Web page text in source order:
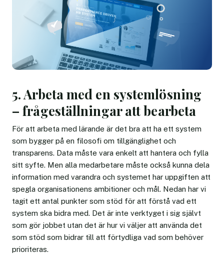
5. Arbeta med en systemlösning
– frågeställningar att bearbeta
För att arbeta med lärande är det bra att ha ett system
som bygger på en filosofi om tillgänglighet och
transparens. Data måste vara enkelt att hantera och fylla
sitt syfte. Men alla medarbetare måste också kunna dela
information med varandra och systemet har uppgiften att
spegla organisationens ambitioner och mål. Nedan har vi
tagit ett antal punkter som stöd för att förstå vad ett
system ska bidra med. Det är inte verktyget i sig självt
som gör jobbet utan det är hur vi väljer att använda det
som stöd som bidrar till att förtydliga vad som behöver
prioriteras.